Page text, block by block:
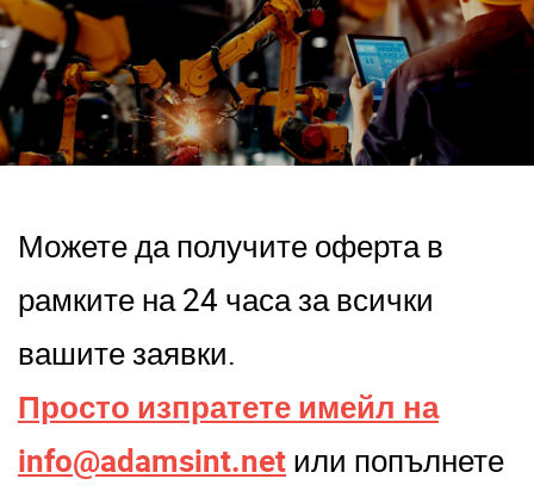
Можете да получите оферта в
рамките на 24 часа за всички
вашите заявки.
Просто изпратете имейл на
info@adamsint.net или попълнете